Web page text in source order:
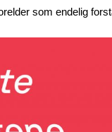
som endelig